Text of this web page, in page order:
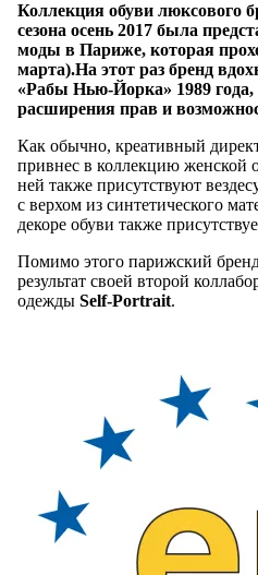
Коллекция обуви люксового
сезона осень 2017 была
моды в Париже, которая
марта).На этот раз бренд
«Рабы Нью-Йорка» 1989 года,
расширения прав и
Как обычно, креативный
привнес в коллекцию женской
ней также присутствуют
с верхом из синтетического
декоре обуви также
Помимо этого парижский
результат своей второй
одежды Self-Portrait.